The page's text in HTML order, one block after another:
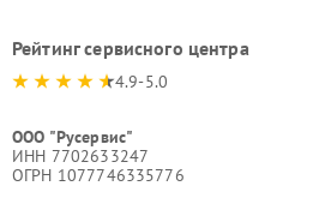
Рейтинг сервисного центра
4.9-5.0
ООО "Русервис"
ИНН 7702633247
ОГРН 1077746335776